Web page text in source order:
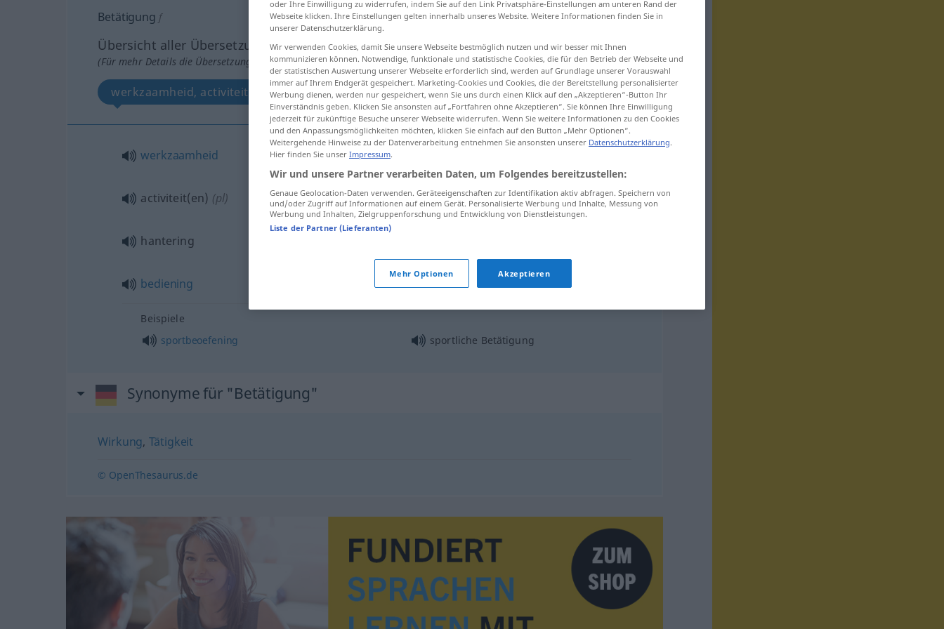
Betätigung f
Übersicht aller Übersetzungen
(Für mehr Details die Übersetzung anklicken/antippen)
werkzaamheid, activiteiten, hantering, bediening
werkzaamheid
activiteit(en) (pl) Betätigung
hantering
bediening Betätigung
Beispiele
sportbeoefening
sportliche Betätigung
Synonyme für "Betätigung"
Wirkung, Tätigkeit
© OpenThesaurus.de
oder Ihre Einwilligung zu widerrufen, indem Sie auf den Link Privatsphäre-Einstellungen am unteren Rand der
Webseite klicken. Ihre Einstellungen gelten innerhalb unseres Website. Weitere Informationen finden Sie in
unserer Datenschutzerklärung.
Wir verwenden Cookies, damit Sie unsere Webseite bestmöglich nutzen und wir besser mit Ihnen
kommunizieren können. Notwendige, funktionale und statistische Cookies, die für den Betrieb der Webseite und
der statistischen Auswertung unserer Webseite erforderlich sind, werden auf Grundlage unserer Vorauswahl
immer auf Ihrem Endgerät gespeichert. Marketing-Cookies und Cookies, die der Bereitstellung personalisierter
Werbung dienen, werden nur gespeichert, wenn Sie uns durch einen Klick auf den „Akzeptieren“-Button Ihr
Einverständnis geben. Klicken Sie ansonsten auf „Fortfahren ohne Akzeptieren“. Sie können Ihre Einwilligung
jederzeit für zukünftige Besuche unserer Webseite widerrufen. Wenn Sie weitere Informationen zu den Cookies
und den Anpassungsmöglichkeiten möchten, klicken Sie einfach auf den Button „Mehr Optionen“.
Weitergehende Hinweise zu der Datenverarbeitung entnehmen Sie ansonsten unserer Datenschutzerklärung.
Hier finden Sie unser Impressum.
Wir und unsere Partner verarbeiten Daten, um Folgendes bereitzustellen:
Genaue Geolocation-Daten verwenden. Geräteeigenschaften zur Identifikation aktiv abfragen. Speichern von
und/oder Zugriff auf Informationen auf einem Gerät. Personalisierte Werbung und Inhalte, Messung von
Werbung und Inhalten, Zielgruppenforschung und Entwicklung von Dienstleistungen.
Liste der Partner (Lieferanten)
Mehr Optionen Akzeptieren